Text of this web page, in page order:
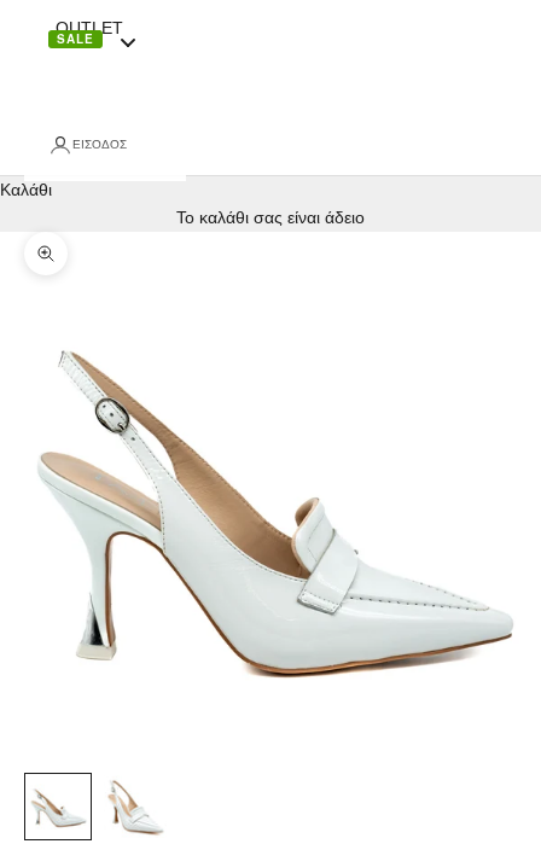
OUTLET
SALE
ΕΊΣΟΔΟΣ
Καλάθι
Το καλάθι σας είναι άδειο
Μεγέθυνση